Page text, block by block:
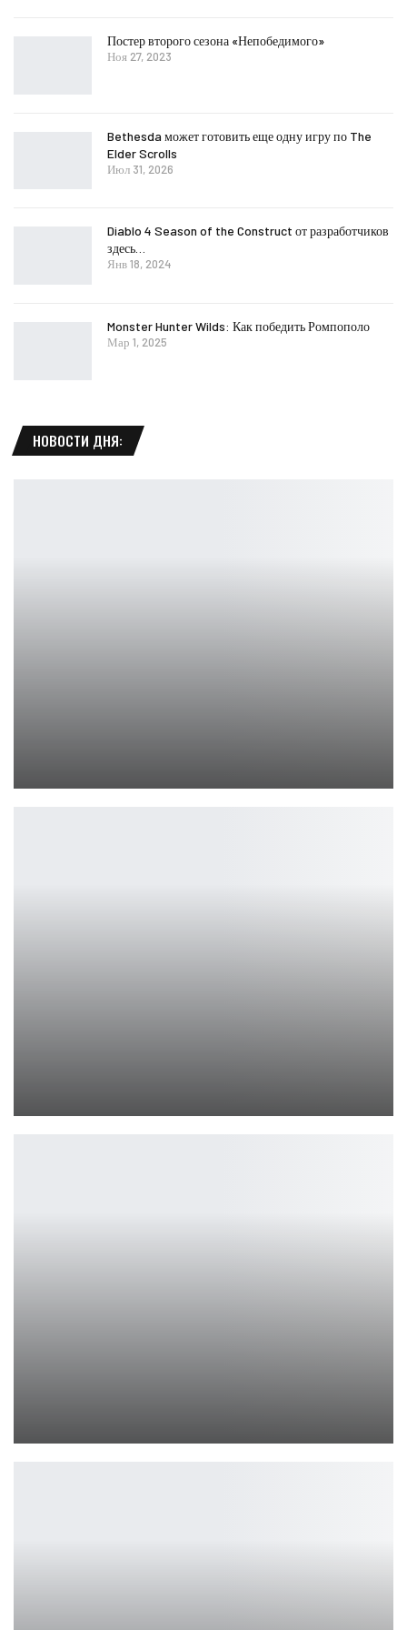
Постер второго сезона «Непобедимого»
Ноя 27, 2023
Bethesda может готовить еще одну игру по The
Elder Scrolls
Июл 31, 2026
Diablo 4 Season of the Construct от разработчиков
здесь…
Янв 18, 2024
Monster Hunter Wilds: Как победить Ромпополо
Мар 1, 2025
НОВОСТИ ДНЯ: